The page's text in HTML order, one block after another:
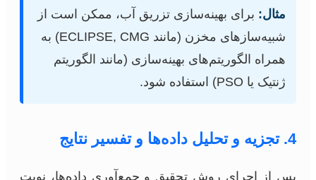
مثال: برای بهینه‌سازی تزریق آب، ممکن است از
شبیه‌سازهای مخزن (مانند ECLIPSE, CMG) به
همراه الگوریتم‌های بهینه‌سازی (مانند الگوریتم
ژنتیک یا PSO) استفاده شود.
4. تجزیه و تحلیل داده‌ها و تفسیر نتایج
پس از اجرای روش تحقیق و جمع‌آوری داده‌ها، نوبت